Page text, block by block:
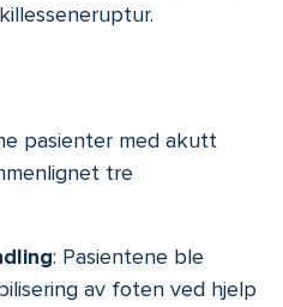
pasienter med akutt
tre
: Pasientene ble
av foten ved hjelp